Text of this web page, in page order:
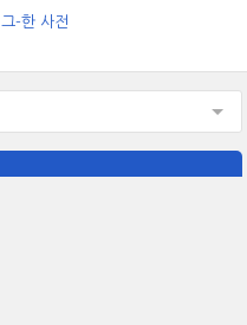
그-한 사전